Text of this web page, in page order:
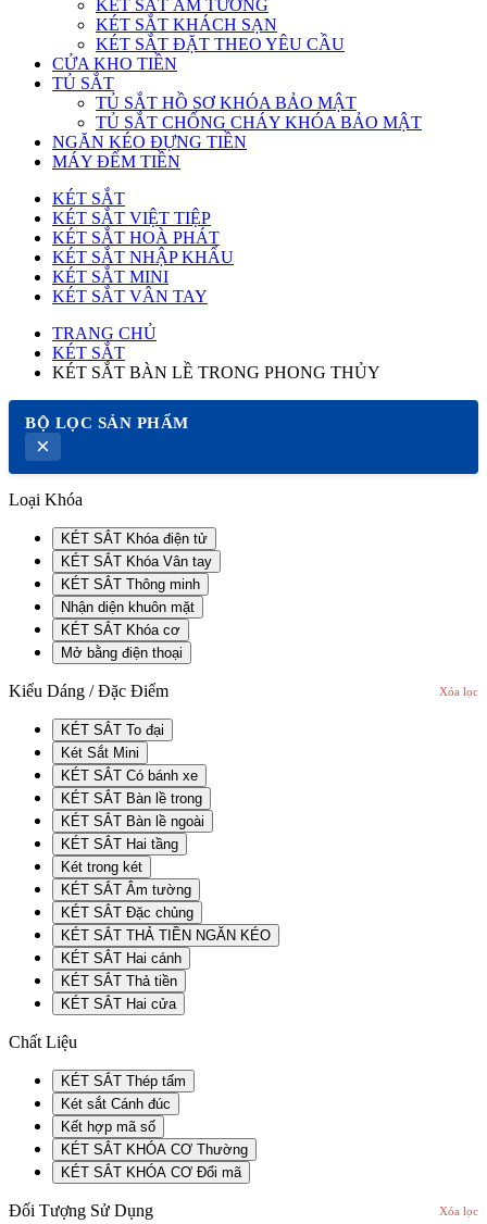
KÉT SẮT ÂM TƯỜNG
KÉT SẮT KHÁCH SẠN
KÉT SẮT ĐẶT THEO YÊU CẦU
CỬA KHO TIỀN
TỦ SẮT
TỦ SẮT HỒ SƠ KHÓA BẢO MẬT
TỦ SẮT CHỐNG CHÁY KHÓA BẢO MẬT
NGĂN KÉO ĐỰNG TIỀN
MÁY ĐẾM TIỀN
KÉT SẮT
KÉT SẮT VIỆT TIỆP
KÉT SẮT HOÀ PHÁT
KÉT SẮT NHẬP KHẨU
KÉT SẮT MINI
KÉT SẮT VÂN TAY
TRANG CHỦ
KÉT SẮT
KÉT SẮT BÀN LỀ TRONG PHONG THỦY
BỘ LỌC SẢN PHẨM
×
Loại Khóa
KÉT SẮT Khóa điện tử
KÉT SẮT Khóa Vân tay
KÉT SẮT Thông minh
Nhận diện khuôn mặt
KÉT SẮT Khóa cơ
Mở bằng điện thoại
Kiểu Dáng / Đặc Điểm Xóa lọc
KÉT SẮT To đại
Két Sắt Mini
KÉT SẮT Có bánh xe
KÉT SẮT Bàn lề trong
KÉT SẮT Bàn lề ngoài
KÉT SẮT Hai tầng
Két trong két
KÉT SẮT Âm tường
KÉT SẮT Đặc chủng
KÉT SẮT THẢ TIỀN NGĂN KÉO
KÉT SẮT Hai cánh
KÉT SẮT Thả tiền
KÉT SẮT Hai cửa
Chất Liệu
KÉT SẮT Thép tấm
Két sắt Cánh đúc
Kết hợp mã số
KÉT SẮT KHÓA CƠ Thường
KÉT SẮT KHÓA CƠ Đổi mã
Đối Tượng Sử Dụng Xóa lọc